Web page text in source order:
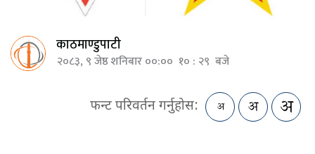
काठमाण्डुपाटी
२०८३, ९ जेष्ठ शनिबार ००:०० १० : २९ बजे
फन्ट परिवर्तन गर्नुहोस: